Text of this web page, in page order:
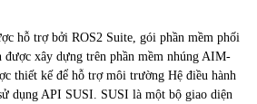
hỗ trợ bởi ROS2 Suite, gói phần mềm phối
được xây dựng trên phần mềm nhúng AIM-
thiết kế để hỗ trợ môi trường Hệ điều hành
dụng API SUSI. SUSI là một bộ giao diện